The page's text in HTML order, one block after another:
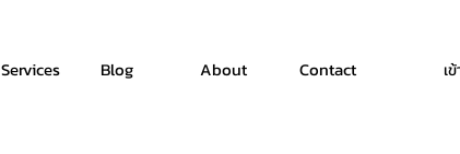
Services Blog About Contact เ